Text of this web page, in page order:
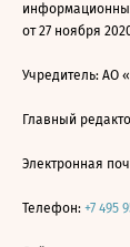
от 27 ноября
Учредитель: АО
Главный
Электронная
Телефон: +7 495